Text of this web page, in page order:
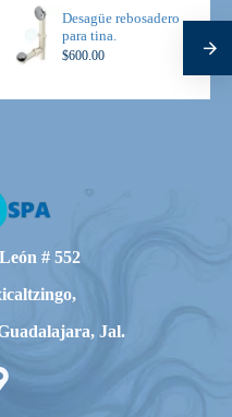
Desagüe rebosadero
para tina.
$600.00
# 552
Jal.